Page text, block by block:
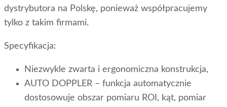
dystrybutora na Polskę, ponieważ współpracujemy
tylko z takim firmami.
Specyfikacja:
Niezwykle zwarta i ergonomiczna konstrukcja,
AUTO DOPPLER – funkcja automatycznie
dostosowuje obszar pomiaru ROI, kąt, pomiar